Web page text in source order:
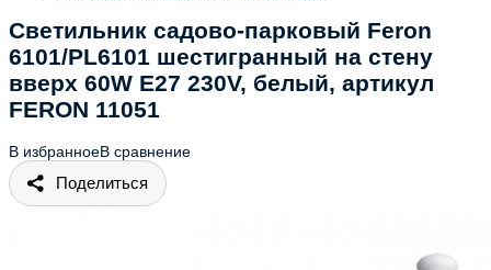
Светильник садово-парковый Feron
6101/PL6101 шестигранный на стену
вверх 60W E27 230V, белый, артикул
FERON 11051
В избранноеВ сравнение
Поделиться